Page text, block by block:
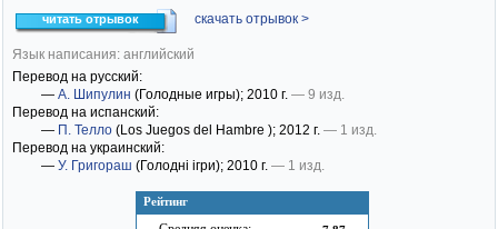
Рейтинг
читать отрывок скачать отрывок >
Язык написания: английский
Перевод на русский:
— А. Шипулин (Голодные игры); 2010 г. — 9 изд.
Перевод на испанский:
— П. Телло (Los Juegos del Hambre ); 2012 г. — 1 изд.
Перевод на украинский:
— У. Григораш (Голодні ігри); 2010 г. — 1 изд.